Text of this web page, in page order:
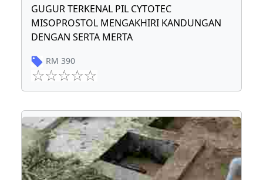
GUGUR TERKENAL PIL CYTOTEC
MISOPROSTOL MENGAKHIRI KANDUNGAN
DENGAN SERTA MERTA
RM 390